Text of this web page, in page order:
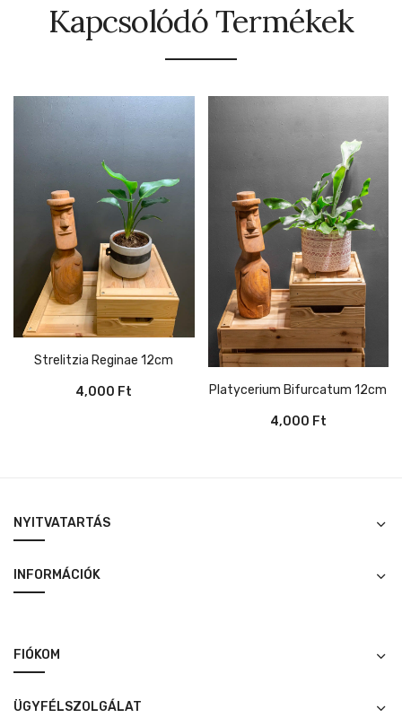
Kapcsolódó Termékek
Strelitzia Reginae 12cm
4,000 Ft Platycerium Bifurcatum 12cm
4,000 Ft
NYITVATARTÁS
INFORMÁCIÓK
FIÓKOM
ÜGYFÉLSZOLGÁLAT